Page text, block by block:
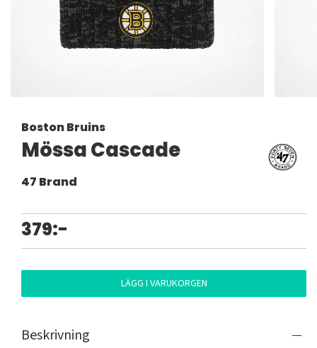
Boston Bruins
Mössa Cascade
47 Brand
379:-
LÄGG I VARUKORGEN
Beskrivning